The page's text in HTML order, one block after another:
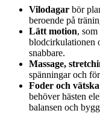
Vilodagar bör
beroende på
Lätt motion,
blodcirkulationen
snabbare.
Massage,
spänningar och
Foder och vätska
behöver hästen
balansen och